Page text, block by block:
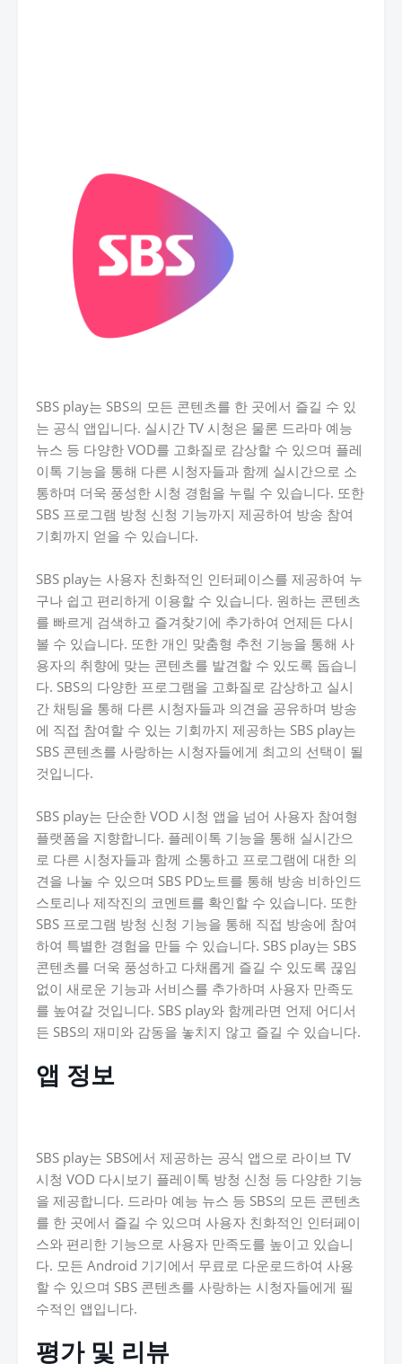
SBS play는 SBS의 모든 콘텐츠를 한 곳에서 즐길 수 있
는 공식 앱입니다. 실시간 TV 시청은 물론 드라마 예능
뉴스 등 다양한 VOD를 고화질로 감상할 수 있으며 플레
이톡 기능을 통해 다른 시청자들과 함께 실시간으로 소
통하며 더욱 풍성한 시청 경험을 누릴 수 있습니다. 또한
SBS 프로그램 방청 신청 기능까지 제공하여 방송 참여
기회까지 얻을 수 있습니다.
SBS play는 사용자 친화적인 인터페이스를 제공하여 누
구나 쉽고 편리하게 이용할 수 있습니다. 원하는 콘텐츠
를 빠르게 검색하고 즐겨찾기에 추가하여 언제든 다시
볼 수 있습니다. 또한 개인 맞춤형 추천 기능을 통해 사
용자의 취향에 맞는 콘텐츠를 발견할 수 있도록 돕습니
다. SBS의 다양한 프로그램을 고화질로 감상하고 실시
간 채팅을 통해 다른 시청자들과 의견을 공유하며 방송
에 직접 참여할 수 있는 기회까지 제공하는 SBS play는
SBS 콘텐츠를 사랑하는 시청자들에게 최고의 선택이 될
것입니다.
SBS play는 단순한 VOD 시청 앱을 넘어 사용자 참여형
플랫폼을 지향합니다. 플레이톡 기능을 통해 실시간으
로 다른 시청자들과 함께 소통하고 프로그램에 대한 의
견을 나눌 수 있으며 SBS PD노트를 통해 방송 비하인드
스토리나 제작진의 코멘트를 확인할 수 있습니다. 또한
SBS 프로그램 방청 신청 기능을 통해 직접 방송에 참여
하여 특별한 경험을 만들 수 있습니다. SBS play는 SBS
콘텐츠를 더욱 풍성하고 다채롭게 즐길 수 있도록 끊임
없이 새로운 기능과 서비스를 추가하며 사용자 만족도
를 높여갈 것입니다. SBS play와 함께라면 언제 어디서
든 SBS의 재미와 감동을 놓치지 않고 즐길 수 있습니다.
앱 정보
SBS play는 SBS에서 제공하는 공식 앱으로 라이브 TV
시청 VOD 다시보기 플레이톡 방청 신청 등 다양한 기능
을 제공합니다. 드라마 예능 뉴스 등 SBS의 모든 콘텐츠
를 한 곳에서 즐길 수 있으며 사용자 친화적인 인터페이
스와 편리한 기능으로 사용자 만족도를 높이고 있습니
다. 모든 Android 기기에서 무료로 다운로드하여 사용
할 수 있으며 SBS 콘텐츠를 사랑하는 시청자들에게 필
수적인 앱입니다.
평가 및 리뷰